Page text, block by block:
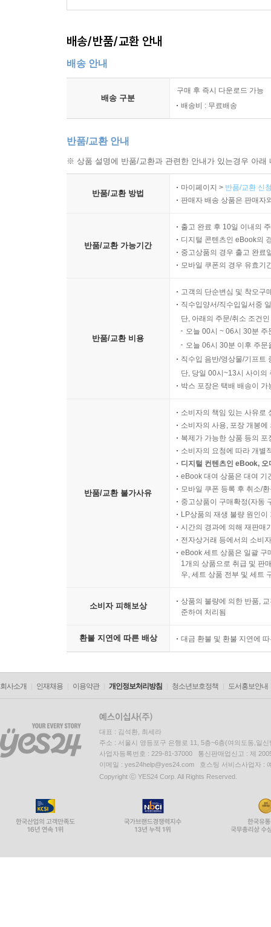
배송/반품/교환 안내
배송 안내
배송 구분
구매 후 즉시 다운로드 가능
배송비 : 무료배송
반품/교환 안내
※ 상품 설명에 반품/교환과 관련한 안내가 있는경우 아
반품/교환 방법
마이페이지 > 반품/교환 신
판매자 배송 상품은 판매자
반품/교환 가능기간
출고 완료 후 10일 이내의
디지털 콘텐츠인 eBook의
중고상품의 경우 출고 완료
모바일 쿠폰의 경우 유효기
반품/교환 비용
고객의 단순변심 및 착오구
직수입양서/직수입일서중
단, 아래의 주문/취소 조건
오늘 00시 ~ 06시 30분
오늘 06시 30분 이후 주
직수입 음반/영상물/기프트
단, 당일 00시~13시 사이의
박스 포장은 택배 배송이
반품/교환 불가사유
소비자의 책임 있는 사유로
소비자의 사용, 포장 개봉
복제가 가능한 상품 등의
소비자의 요청에 따라 개별
디지털 컨텐츠인 eBook,
eBook 대여 상품은 대여 기
모바일 쿠폰 등록 후 취소/
중고상품이 구매확정(자동
LP상품의 재생 불량 원인
시간의 경과에 의해 재판매
전자상거래 등에서의 소비
eBook 세트 상품은 일괄 구
1개의 상품으로 취급 및 판
우, 세트 상품 전부 및 세트
소비자 피해보상
상품의 불량에 의한 반품,
준하여 처리됨
환불 지연에 따른 배상 대금 환불 및 환불 지연에
회사소개 인재채용 이용약관 개인정보처리방침 청소년보호정책 도서홍보안내
대표 : 김석환, 최세라
주소 : 서울시 영등포구 은행로 11, 5층~6층(여의도동,일신
사업자등록번호 : 229-81-37000 통신판매업신고 : 제
이메일 : yes24help@yes24.com 호스팅 서비스사업자 :
Copyright ⓒ YES24 Corp. All Rights Reserved.